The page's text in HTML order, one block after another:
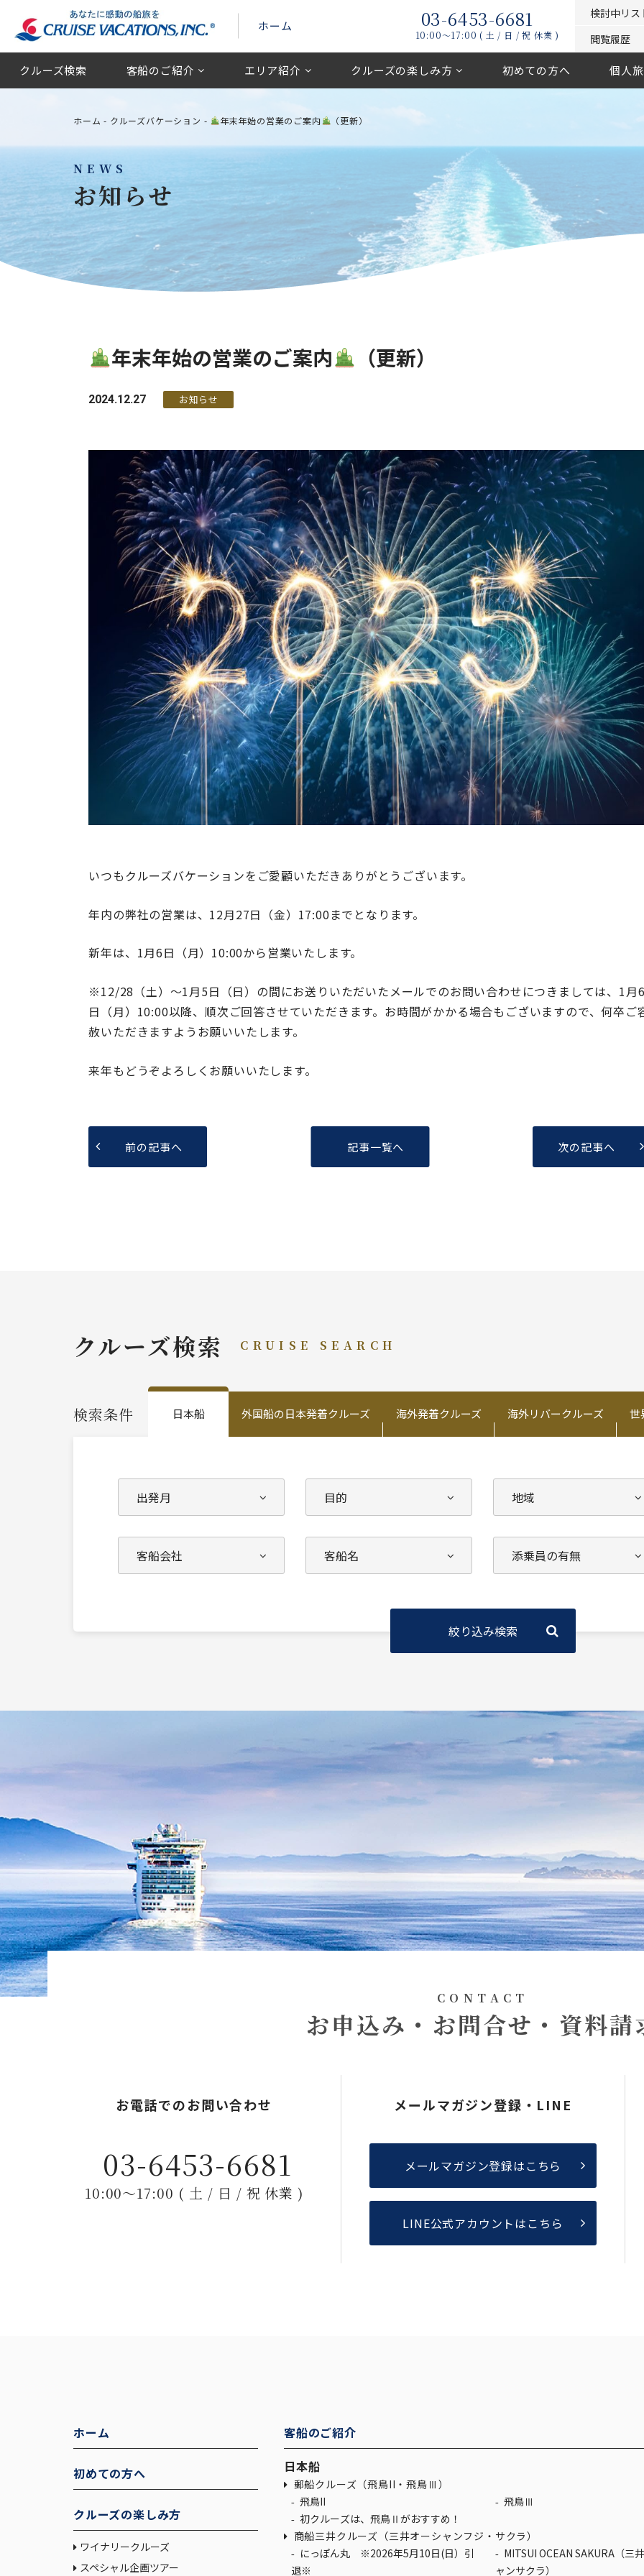
ホーム 03-6453-6681
10:00〜17:00 ( 土 / 日 / 祝 休業 )
検討中リス
閲覧履歴
クルーズ検索 客船のご紹介 エリア紹介 クルーズの楽しみ方 初めての方へ 個人
NEWS
お知らせ
ホーム - クルーズバケーション - 年末年始の営業のご案内 （更新）
年末年始の営業のご案内 （更新）
2024.12.27 お知らせ
いつもクルーズバケーションをご愛顧いただきありがとうございます。
年内の弊社の営業は、12月27日（金）17:00までとなります。
新年は、1月6日（月）10:00から営業いたします。
※12/28（土）～1月5日（日）の間にお送りいただいたメールでのお問い合わせにつきましては、1月
日（月）10:00以降、順次ご回答させていただきます。お時間がかかる場合もございますので、何卒ご
赦いただきますようお願いいたします。
来年もどうぞよろしくお願いいたします。
前の記事へ 記事一覧へ 次の記事へ
クルーズ検索 CRUISE SEARCH
検索条件 日本船 外国船の日本発着クルーズ 海外発着クルーズ 海外リバークルーズ 世
絞り込み検索
CONTACT
お申込み・お問合せ・資料請
お電話でのお問い合わせ
03-6453-6681
10:00〜17:00 ( 土 / 日 / 祝 休業 )
メールマガジン登録・LINE
メールマガジン登録はこちら
LINE公式アカウントはこちら
ホーム
初めての方へ
クルーズの楽しみ方
ワイナリークルーズ
スペシャル企画ツアー
客船のご紹介
日本船
郵船クルーズ（飛鳥II・飛鳥Ⅲ）
飛鳥II
初クルーズは、飛鳥Ⅱがおすすめ！
飛鳥Ⅲ
商船三井クルーズ（三井オーシャンフジ・サクラ）
退※
ャンサクラ）